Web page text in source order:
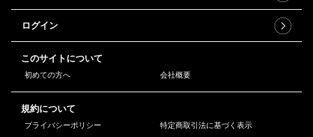
ログイン
このサイトについて
初めての方へ 会社概要
規約について
プライバシーポリシー
特定商取引法に基づく表示